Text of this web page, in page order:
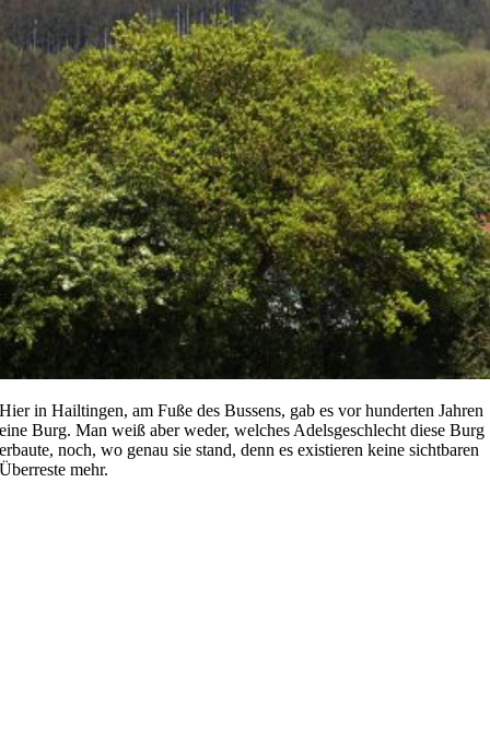
Hier in Hailtingen, am Fuße des Bussens, gab es vor hunderten Jahren
eine Burg. Man weiß aber weder, welches Adelsgeschlecht diese Burg
erbaute, noch, wo genau sie stand, denn es existieren keine sichtbaren
Überreste mehr.